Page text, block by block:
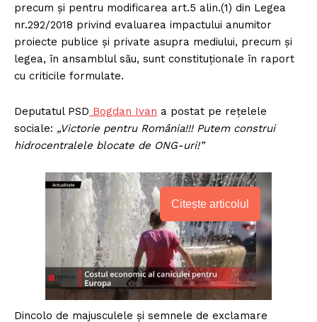
precum şi pentru modificarea art.5 alin.(1) din Legea
nr.292/2018 privind evaluarea impactului anumitor
proiecte publice şi private asupra mediului, precum şi
legea, în ansamblul său, sunt constituţionale în raport
cu criticile formulate.
Deputatul PSD Bogdan Ivan a postat pe rețelele
sociale: „Victorie pentru România!!! Putem construi
hidrocentralele blocate de ONG-uri!”
Citește articolul
Dincolo de majusculele și semnele de exclamare